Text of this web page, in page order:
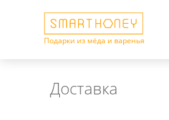
Подарки из мёда и варенья
Доставка